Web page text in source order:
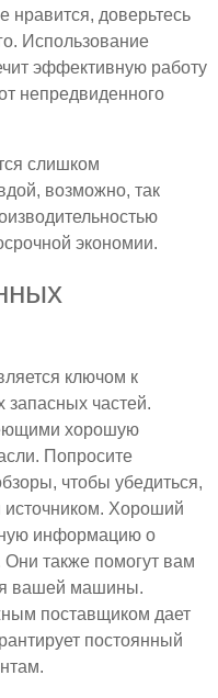
нравится, доверьтесь
Использование
эффективную работу
непредвиденного
слишком
возможно, так
экономии.
ключом к
запасных частей.
хорошую
Попросите
чтобы убедиться,
Хороший
информацию о
Они также помогут вам
вашей машины.
поставщиком дает
постоянный